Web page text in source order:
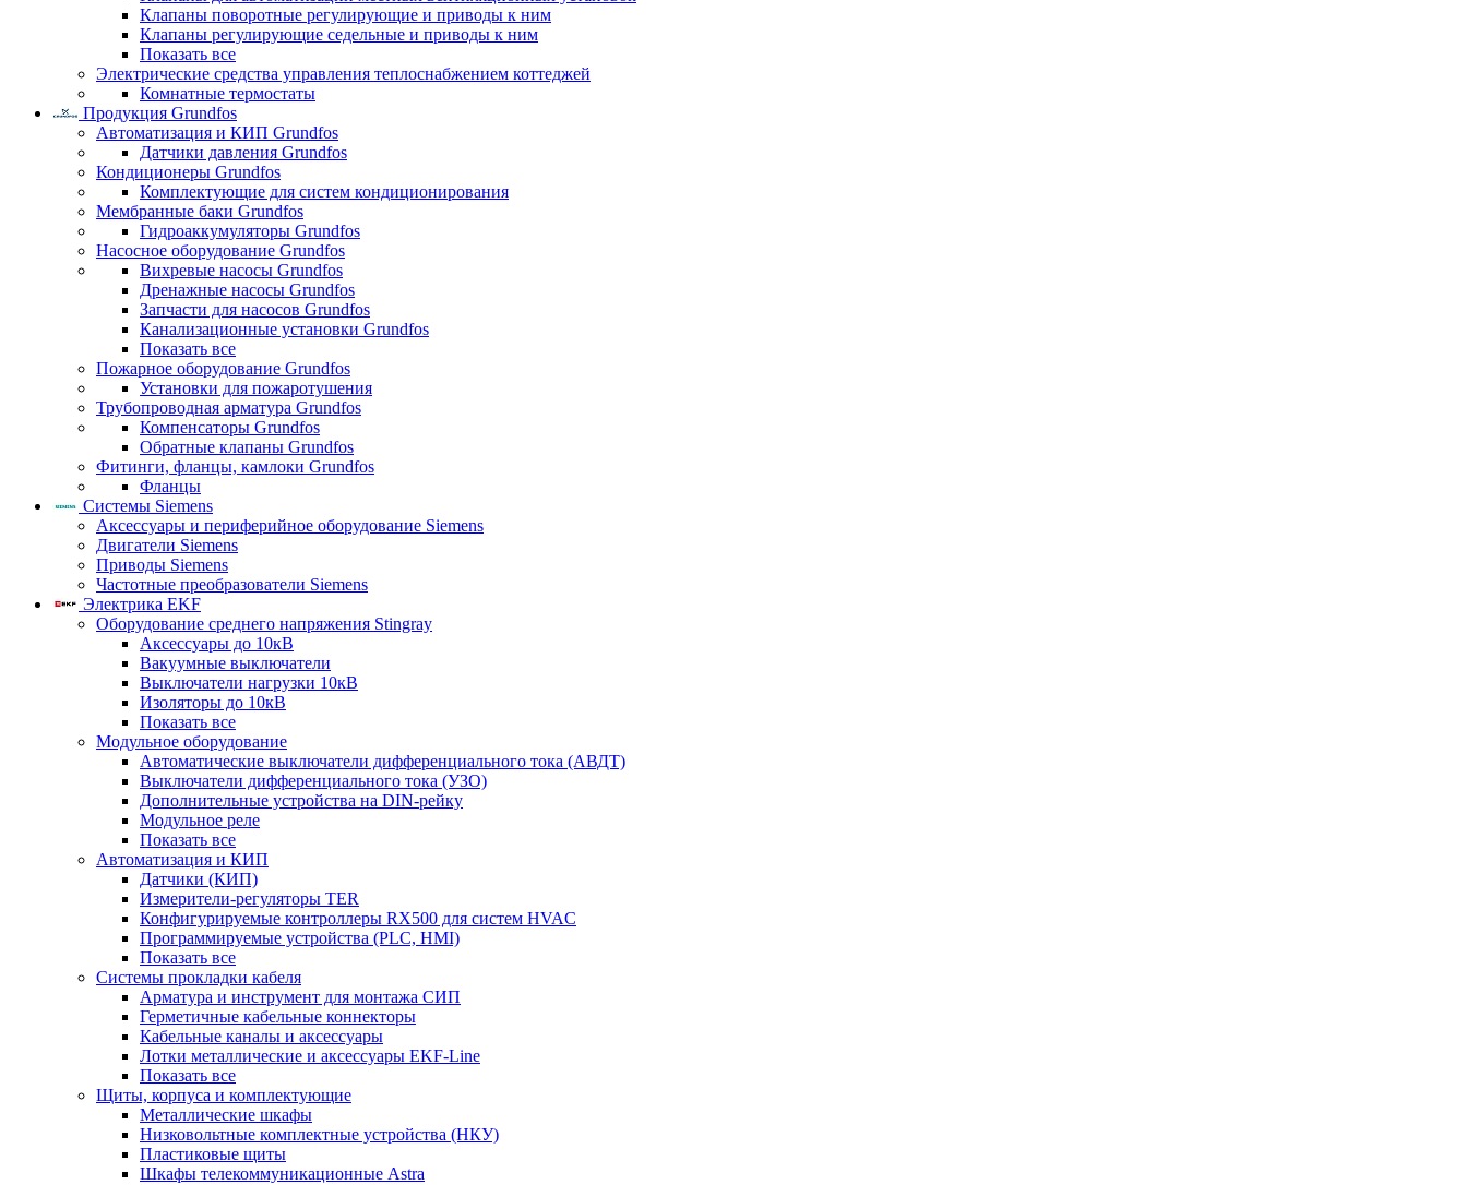
Клапаны поворотные регулирующие и приводы к ним
Клапаны регулирующие седельные и приводы к ним
Показать все
Электрические средства управления теплоснабжением коттеджей
Комнатные термостаты
Продукция Grundfos
Автоматизация и КИП Grundfos
Датчики давления Grundfos
Кондиционеры Grundfos
Комплектующие для систем кондиционирования
Мембранные баки Grundfos
Гидроаккумуляторы Grundfos
Насосное оборудование Grundfos
Вихревые насосы Grundfos
Дренажные насосы Grundfos
Запчасти для насосов Grundfos
Канализационные установки Grundfos
Показать все
Пожарное оборудование Grundfos
Установки для пожаротушения
Трубопроводная арматура Grundfos
Компенсаторы Grundfos
Обратные клапаны Grundfos
Фитинги, фланцы, камлоки Grundfos
Фланцы
Системы Siemens
Аксессуары и периферийное оборудование Siemens
Двигатели Siemens
Приводы Siemens
Частотные преобразователи Siemens
Электрика EKF
Оборудование среднего напряжения Stingray
Аксессуары до 10кВ
Вакуумные выключатели
Выключатели нагрузки 10кВ
Изоляторы до 10кВ
Показать все
Модульное оборудование
Автоматические выключатели дифференциального тока (АВДТ)
Выключатели дифференциального тока (УЗО)
Дополнительные устройства на DIN-рейку
Модульное реле
Показать все
Автоматизация и КИП
Датчики (КИП)
Измерители-регуляторы TER
Конфигурируемые контроллеры RX500 для систем HVAC
Программируемые устройства (PLC, HMI)
Показать все
Системы прокладки кабеля
Арматура и инструмент для монтажа СИП
Герметичные кабельные коннекторы
Кабельные каналы и аксессуары
Лотки металлические и аксессуары EKF-Line
Показать все
Щиты, корпуса и комплектующие
Металлические шкафы
Низковольтные комплектные устройства (НКУ)
Пластиковые щиты
Шкафы телекоммуникационные Astra